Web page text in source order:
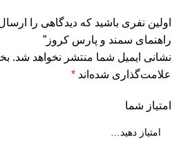
اولین نفری باشید که دیدگاهی را
راهنمای سمند و پارس کروز”
نشانی ایمیل شما منتشر نخواهد شد.
علامت‌گذاری شده‌اند *
امتیاز شما